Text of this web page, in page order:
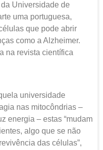
Universidade de
uma portuguesa,
que pode abrir
como a Alzheimer.
na revista científica
universidade
nas mitocôndrias –
energia – estas “mudam
algo que se não
das células”,